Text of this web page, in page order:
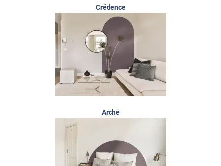
Crédence
Arche